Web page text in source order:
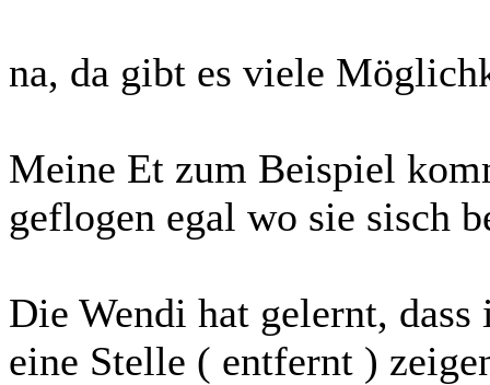
na, da gibt es viele
Meine Et zum Beispiel
geflogen egal wo sie sisch
Die Wendi hat gelernt,
eine Stelle ( entfernt )